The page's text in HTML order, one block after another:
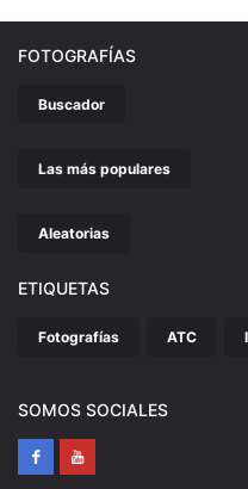
FOTOGRAFÍAS
Buscador
Las más populares
Aleatorias
ETIQUETAS
Fotografías ATC
SOMOS SOCIALES